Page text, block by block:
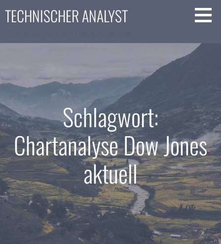
Inhalt
TECHNISCHER ANALYST
Schlagwort:
Chartanalyse Dow Jones
aktuell